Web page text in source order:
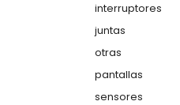
interruptores
juntas
otras
pantallas
sensores